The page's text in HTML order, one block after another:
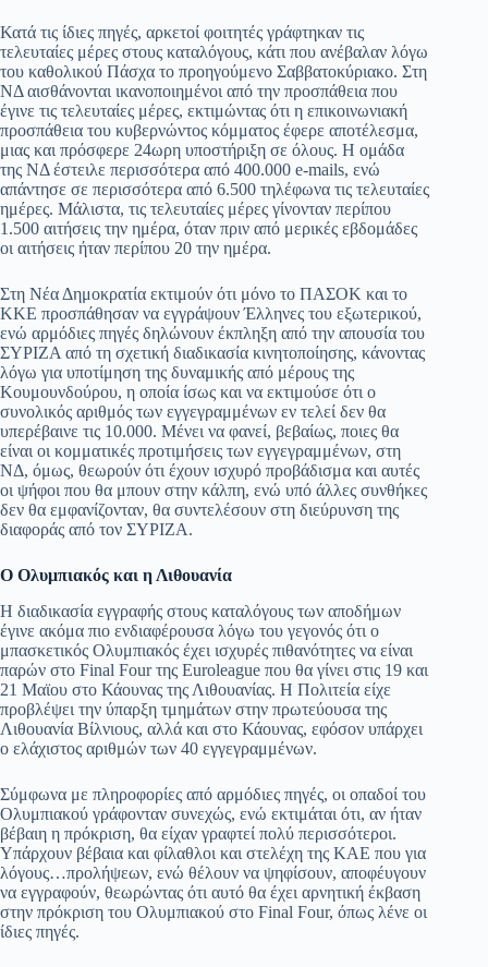
τε
Κατά τις ίδιες πηγές, αρκετοί φοιτητές γράφτηκαν τις
τελευταίες μέρες στους καταλόγους, κάτι που ανέβαλαν λόγω
του καθολικού Πάσχα το προηγούμενο Σαββατοκύριακο. Στη
ΝΔ αισθάνονται ικανοποιημένοι από την προσπάθεια που
έγινε τις τελευταίες μέρες, εκτιμώντας ότι η επικοινωνιακή
προσπάθεια του κυβερνώντος κόμματος έφερε αποτέλεσμα,
μιας και πρόσφερε 24ωρη υποστήριξη σε όλους. Η ομάδα
της ΝΔ έστειλε περισσότερα από 400.000 e-mails, ενώ
απάντησε σε περισσότερα από 6.500 τηλέφωνα τις τελευταίες
ημέρες. Μάλιστα, τις τελευταίες μέρες γίνονταν περίπου
1.500 αιτήσεις την ημέρα, όταν πριν από μερικές εβδομάδες
οι αιτήσεις ήταν περίπου 20 την ημέρα.
Στη Νέα Δημοκρατία εκτιμούν ότι μόνο το ΠΑΣΟΚ και το
ΚΚΕ προσπάθησαν να εγγράψουν Έλληνες του εξωτερικού,
ενώ αρμόδιες πηγές δηλώνουν έκπληξη από την απουσία του
ΣΥΡΙΖΑ από τη σχετική διαδικασία κινητοποίησης, κάνοντας
λόγω για υποτίμηση της δυναμικής από μέρους της
Κουμουνδούρου, η οποία ίσως και να εκτιμούσε ότι ο
συνολικός αριθμός των εγγεγραμμένων εν τελεί δεν θα
υπερέβαινε τις 10.000. Μένει να φανεί, βεβαίως, ποιες θα
είναι οι κομματικές προτιμήσεις των εγγεγραμμένων, στη
ΝΔ, όμως, θεωρούν ότι έχουν ισχυρό προβάδισμα και αυτές
οι ψήφοι που θα μπουν στην κάλπη, ενώ υπό άλλες συνθήκες
δεν θα εμφανίζονταν, θα συντελέσουν στη διεύρυνση της
διαφοράς από τον ΣΥΡΙΖΑ.
Ο Ολυμπιακός και η Λιθουανία
Η διαδικασία εγγραφής στους καταλόγους των αποδήμων
έγινε ακόμα πιο ενδιαφέρουσα λόγω του γεγονός ότι ο
μπασκετικός Ολυμπιακός έχει ισχυρές πιθανότητες να είναι
παρών στο Final Four της Euroleague που θα γίνει στις 19 και
21 Μαϊου στο Κάουνας της Λιθουανίας. Η Πολιτεία είχε
προβλέψει την ύπαρξη τμημάτων στην πρωτεύουσα της
Λιθουανία Βίλνιους, αλλά και στο Κάουνας, εφόσον υπάρχει
ο ελάχιστος αριθμών των 40 εγγεγραμμένων.
Σύμφωνα με πληροφορίες από αρμόδιες πηγές, οι οπαδοί του
Ολυμπιακού γράφονταν συνεχώς, ενώ εκτιμάται ότι, αν ήταν
βέβαιη η πρόκριση, θα είχαν γραφτεί πολύ περισσότεροι.
Υπάρχουν βέβαια και φίλαθλοι και στελέχη της ΚΑΕ που για
λόγους…προλήψεων, ενώ θέλουν να ψηφίσουν, αποφέυγουν
να εγγραφούν, θεωρώντας ότι αυτό θα έχει αρνητική έκβαση
στην πρόκριση του Ολυμπιακού στο Final Four, όπως λένε οι
ίδιες πηγές.